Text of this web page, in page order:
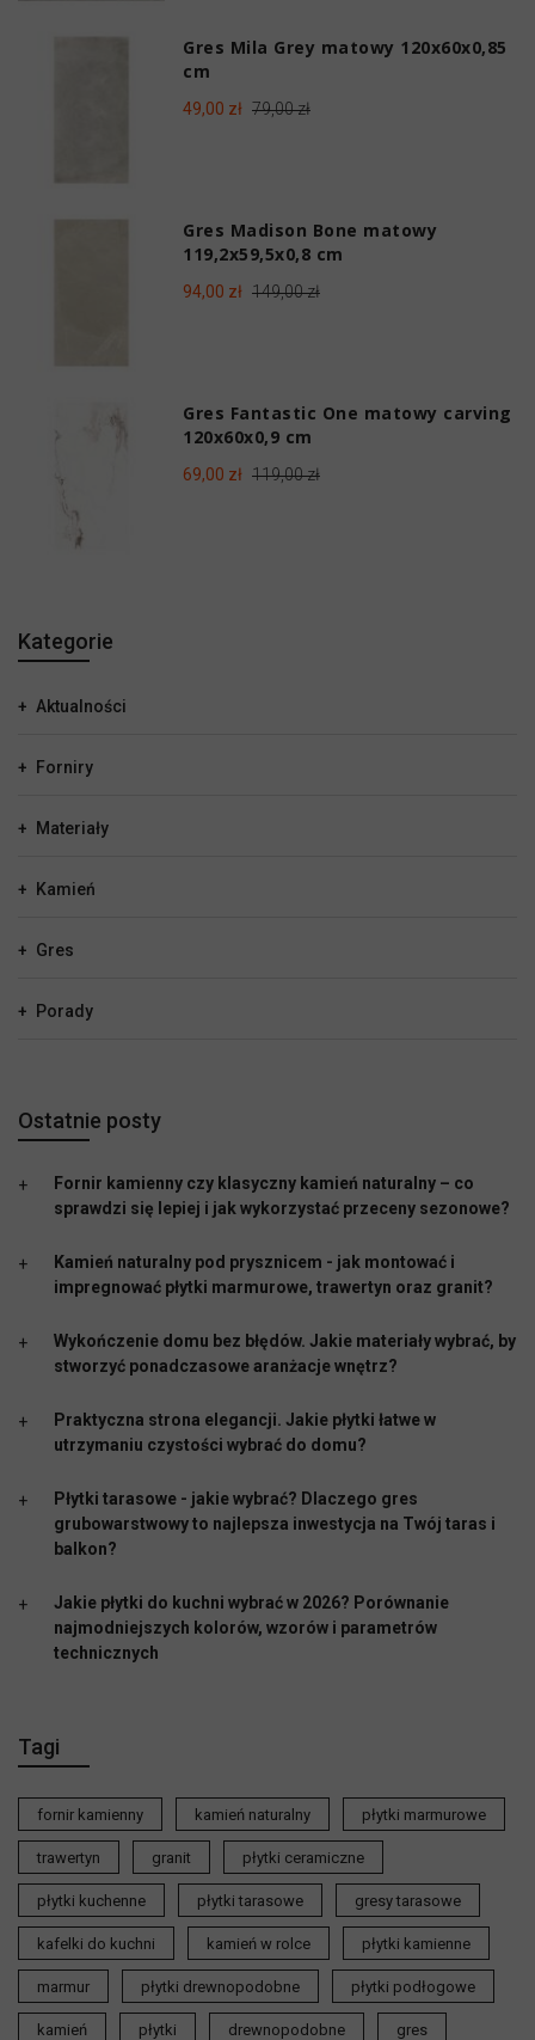
Gres Mila Grey matowy 120x60x0,85
cm
49,00 zł 79,00 zł
Gres Madison Bone matowy
119,2x59,5x0,8 cm
94,00 zł 149,00 zł
Gres Fantastic One matowy carving
120x60x0,9 cm
69,00 zł 119,00 zł
Kategorie
Aktualności
Forniry
Materiały
Kamień
Gres
Porady
Ostatnie posty
Fornir kamienny czy klasyczny kamień naturalny – co
sprawdzi się lepiej i jak wykorzystać przeceny sezonowe?
Kamień naturalny pod prysznicem - jak montować i
impregnować płytki marmurowe, trawertyn oraz granit?
Wykończenie domu bez błędów. Jakie materiały wybrać, by
stworzyć ponadczasowe aranżacje wnętrz?
Praktyczna strona elegancji. Jakie płytki łatwe w
utrzymaniu czystości wybrać do domu?
Płytki tarasowe - jakie wybrać? Dlaczego gres
grubowarstwowy to najlepsza inwestycja na Twój taras i
balkon?
Jakie płytki do kuchni wybrać w 2026? Porównanie
najmodniejszych kolorów, wzorów i parametrów
technicznych
Tagi
fornir kamienny kamień naturalny płytki marmurowe
trawertyn granit płytki ceramiczne
płytki kuchenne płytki tarasowe gresy tarasowe
kafelki do kuchni kamień w rolce płytki kamienne
marmur płytki drewnopodobne płytki podłogowe
kamień płytki drewnopodobne gres